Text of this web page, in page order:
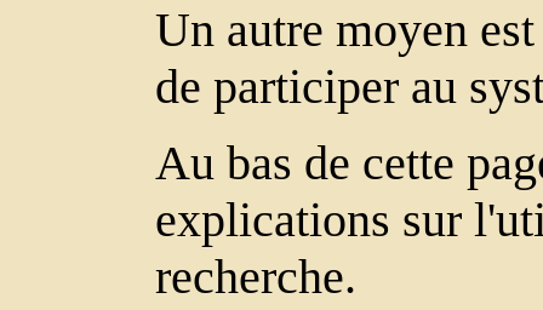
Un autre moyen
de participer au
Au bas de cette
explications sur
recherche.